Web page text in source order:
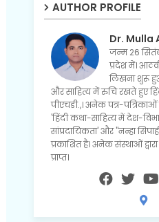
AUTHOR PROFILE
Dr. Mulla
जन्म 26
प्रदेश में।
लिखना शुरू
और साहित्य में रुचि रखते हुए
पीएचडी.,। अनेक पत्र-पत्रिकाओं
'हिंदी कथा-साहित्य में देश-
सांप्रदायिकता' और "नन्हा
प्रकाशित है। अनेक संस्थाओं
प्राप्त।